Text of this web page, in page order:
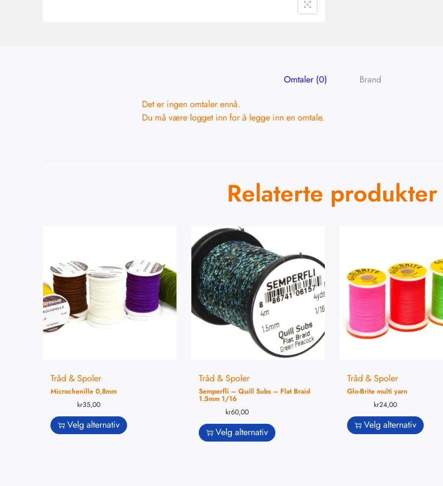
Omtaler (0)
Brand
Det er ingen omtaler ennå.
Du må være logget inn for å legge inn en omtale.
Relaterte produkter
Tråd & Spoler
Microchenille 0,8mm
kr35,00
Velg alternativ
Tråd & Spoler
Semperfli – Quill Subs – Flat Braid
1.5mm 1/16
kr60,00
Velg alternativ
Tråd & Spoler
Glo-Brite multi yarn
kr24,00
Velg alternativ